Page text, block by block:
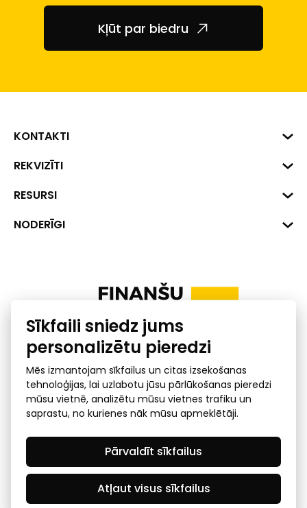
Kļūt par biedru
KONTAKTI
Biznesa centrs "VERDE" Roberta
1045
+371 287 18175
REKVIZĪTI
Reģ. Nr. 40008002175
Banka: SEB Banka
RESURSI
Dati
Uzņēmumu kredītspējas kalkulators
NODERĪGI
Ombuds
pieprasījums
© 2026 Latvijas Finanšu nozares asociācija - visas tiesības
rezervētas
Sīkfaili sniedz jums
personalizētu pieredzi
Mēs izmantojam sīkfailus un citas izsekošanas
tehnoloģijas, lai uzlabotu jūsu pārlūkošanas pieredzi
mūsu vietnē, analizētu mūsu vietnes trafiku un
saprastu, no kurienes nāk mūsu apmeklētāji.
Atļaut visus sīkfailus
Pārvaldīt sīkfailus